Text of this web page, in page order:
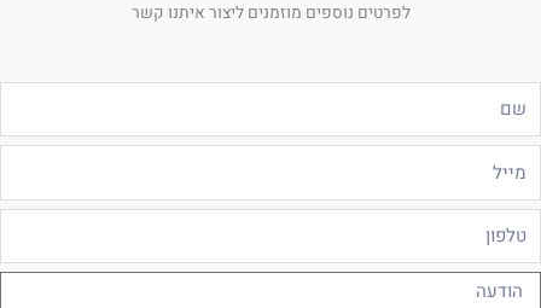
לפרטים נוספים מוזמנים ליצור איתנו קשר